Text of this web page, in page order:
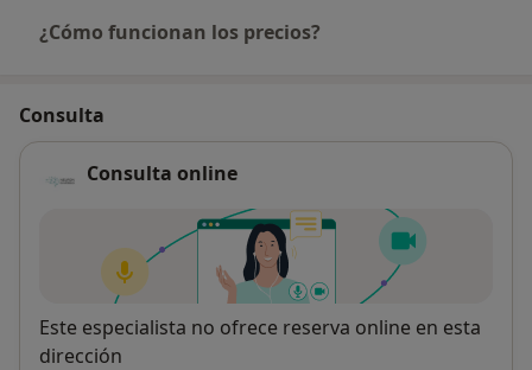
¿Cómo funcionan los precios?
Consulta
Consulta online
Disponibilidad
Este especialista no ofrece reserva online en esta
dirección